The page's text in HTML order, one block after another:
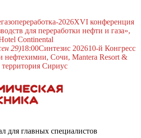
2026XVI конференция
для переработки нефти и газа»,
Continental
29)18:00Синтезис 202610-й Конгресс
нефтехимии, Сочи, Mantera Resort &
территория Сириус
для главных специалистов